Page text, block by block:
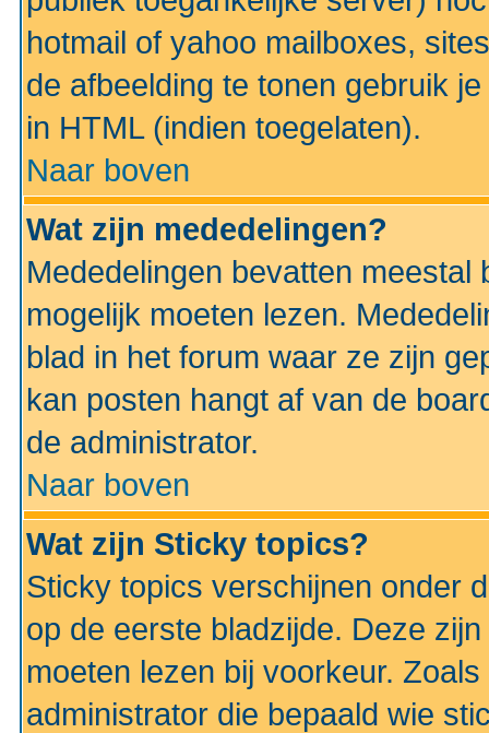
hotmail of yahoo mailboxes,
de afbeelding te tonen gebruik
in HTML (indien toegelaten).
Naar boven
Wat zijn mededelingen?
Mededelingen bevatten
mogelijk moeten lezen.
blad in het forum waar ze zijn
kan posten hangt af van de
de administrator.
Naar boven
Wat zijn Sticky topics?
Sticky topics verschijnen onder
op de eerste bladzijde. Deze
moeten lezen bij voorkeur.
administrator die bepaald wie